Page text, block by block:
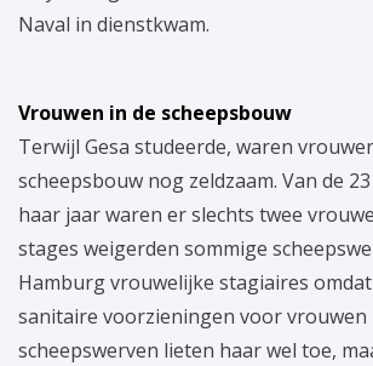
Naval in dienstkwam.
Vrouwen in de scheepsbouw
Terwijl Gesa studeerde, waren
scheepsbouw nog zeldzaam. Van de
haar jaar waren er slechts twee
stages weigerden sommige
Hamburg vrouwelijke stagiaires
sanitaire voorzieningen voor vrouwen
scheepswerven lieten haar wel toe,